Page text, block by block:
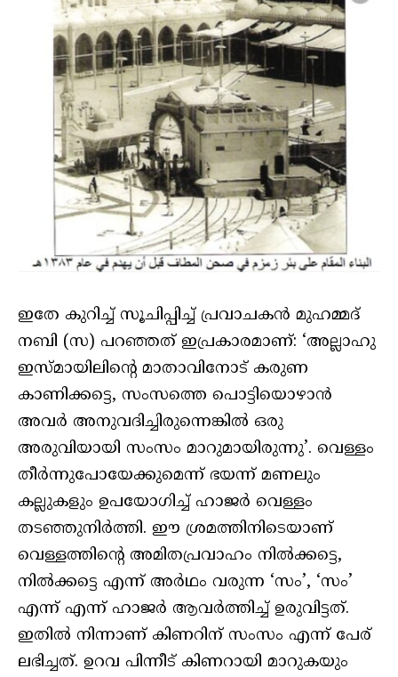
ഇതേ കുറിച്ച് സൂചിപ്പിച്ച് പ്രവാചകന്‍ മുഹമ്മദ്
നബി (സ) പറഞ്ഞത് ഇപ്രകാരമാണ്: ‘അല്ലാഹു
ഇസ്മായിലിന്റെ മാതാവിനോട് കരുണ
കാണിക്കട്ടെ, സംസത്തെ പൊട്ടിയൊഴാന്‍
അവര്‍ അനുവദിച്ചിരുന്നെങ്കില്‍ ഒരു
അരുവിയായി സംസം മാറുമായിരുന്നു’. വെള്ളം
തീര്‍ന്നുപോയേക്കുമെന്ന് ഭയന്ന് മണലും
കല്ലുകളും ഉപയോഗിച്ച് ഹാജര്‍ വെള്ളം
തടഞ്ഞുനിര്‍ത്തി. ഈ ശ്രമത്തിനിടെയാണ്
വെള്ളത്തിന്റെ അമിതപ്രവാഹം നില്‍ക്കട്ടെ,
നില്‍ക്കട്ടെ എന്ന് അര്‍ഥം വരുന്ന ‘സം’, ‘സം’
എന്ന് എന്ന് ഹാജര്‍ ആവര്‍ത്തിച്ച് ഉരുവിട്ടത്.
ഇതില്‍ നിന്നാണ് കിണറിന് സംസം എന്ന് പേര്
ലഭിച്ചത്. ഉറവ പിന്നീട് കിണറായി മാറുകയും